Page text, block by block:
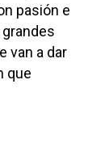
pasión e
van a dar
que